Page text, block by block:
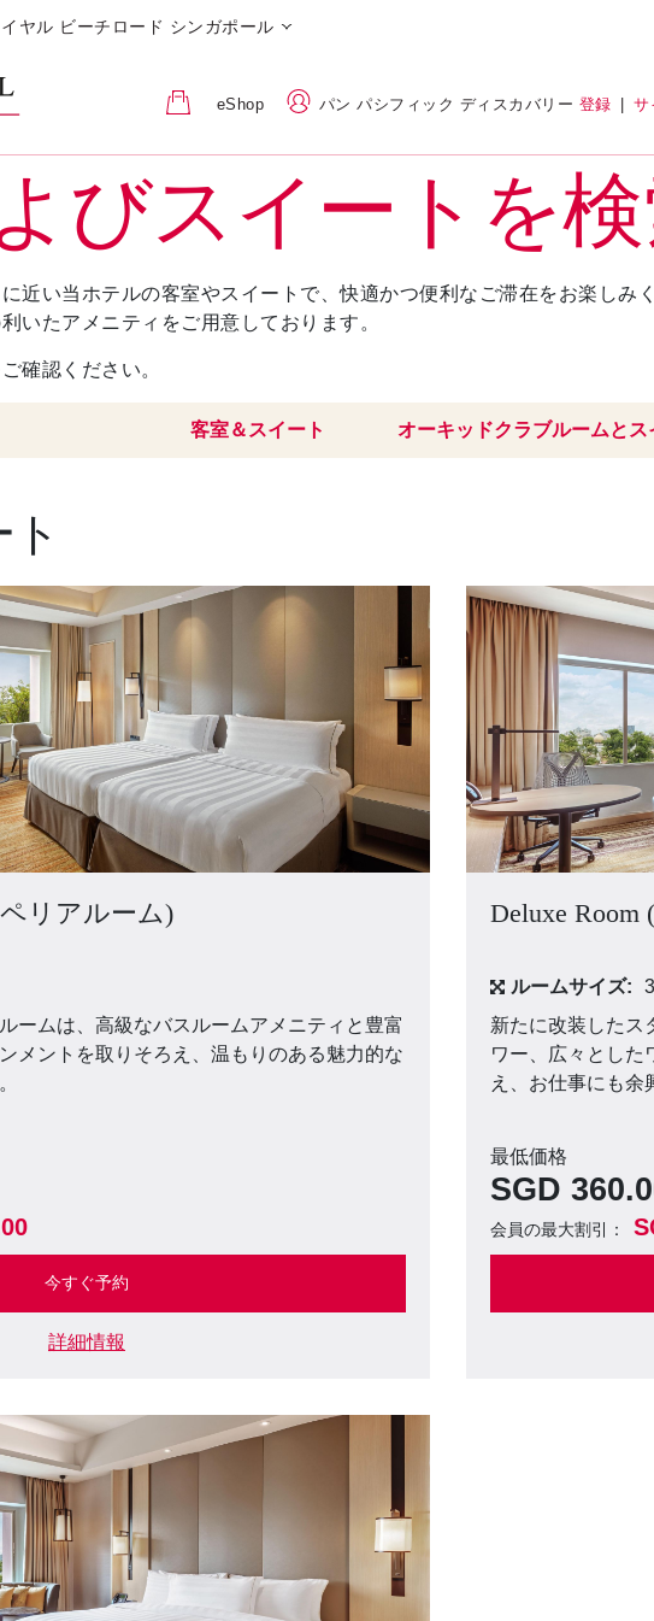
ヤル ビーチロード シンガポール
eShop パン パシフィック ディスカバリー 登録 | サ
ィスカバリ
びスイートを
近い当ホテルの客室やスイートで、快適かつ便利なご滞在をお楽しみ
いたアメニティをご用意しております。
確認ください。
客室＆スイート オーキッドクラブルームとス
ペリアルーム)
ームは、高級なバスルームアメニティと豊富
メントを取りそろえ、温もりのある魅力的な
今すぐ予約
詳細情報
Deluxe
ルームサイズ:
新たに改装したス
ワー、広々とした
え、お仕事にも余
最低価格
SGD
会員の最大割引：